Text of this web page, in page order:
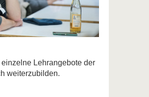
Lehrangebote der
weiterzubilden.